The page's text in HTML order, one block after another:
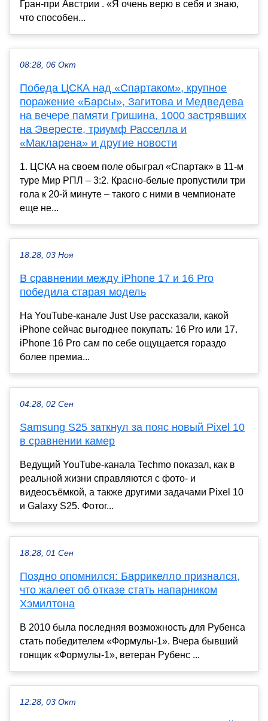
Гран-при Австрии . «Я очень верю в себя и знаю,
что способен...
08:28, 06 Окт
Победа ЦСКА над «Спартаком», крупное
поражение «Барсы», Загитова и Медведева
на вечере памяти Гришина, 1000 застрявших
на Эвересте, триумф Расселла и
«Макларена» и другие новости
1. ЦСКА на своем поле обыграл «Спартак» в 11-м
туре Мир РПЛ – 3:2. Красно-белые пропустили три
гола к 20-й минуте – такого с ними в чемпионате
еще не...
18:28, 03 Ноя
В сравнении между iPhone 17 и 16 Pro
победила старая модель
На YouTube-канале Just Use рассказали, какой
iPhone сейчас выгоднее покупать: 16 Pro или 17.
iPhone 16 Pro сам по себе ощущается гораздо
более премиа...
04:28, 02 Сен
Samsung S25 заткнул за пояс новый Pixel 10
в сравнении камер
Ведущий YouTube-канала Techmo показал, как в
реальной жизни справляются с фото- и
видеосъёмкой, а также другими задачами Pixel 10
и Galaxy S25. Фотог...
18:28, 01 Сен
Поздно опомнился: Баррикелло признался,
что жалеет об отказе стать напарником
Хэмилтона
В 2010 была последняя возможность для Рубенса
стать победителем «Формулы-1». Вчера бывший
гонщик «Формулы-1», ветеран Рубенс ...
12:28, 03 Окт